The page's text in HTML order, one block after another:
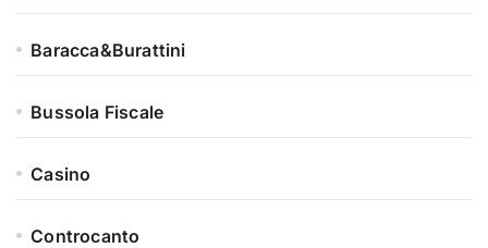
Baracca&Burattini
Bussola Fiscale
Casino
Controcanto